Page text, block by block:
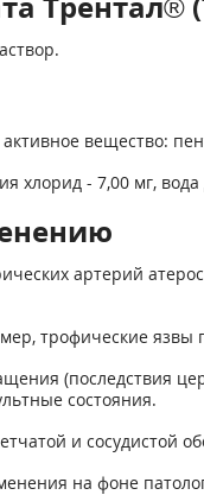
вещество:
хлорид - 7,00 мг,
артерий
трофические язвы
(последствия
состояния.
и сосудистой
на фоне